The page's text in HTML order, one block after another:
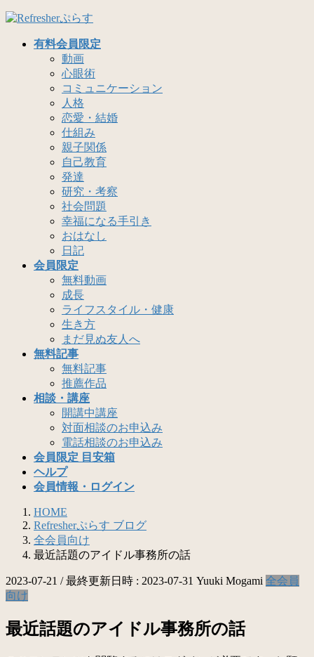
コ
ナ
有料会員限定
動画
心眼術
コミュニケーション
人格
恋愛・結婚
仕組み
親子関係
自己教育
発達
研究・考察
社会問題
幸福になる手引き
おはなし
日記
会員限定
無料動画
成長
ライフスタイル・健康
生き方
まだ見ぬ友人へ
無料記事
無料記事
推薦作品
相談・講座
開講中講座
対面相談のお申込み
電話相談のお申込み
会員限定 目安箱
ヘルプ
会員情報・ログイン
HOME
Refresherぷらす ブログ
全会員向け
最近話題のアイドル事務所の話
2023-07-21 / 最終更新日時 : 2023-07-31 Yuuki Mogami 全会員
向け
最近話題のアイドル事務所の話